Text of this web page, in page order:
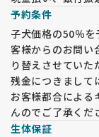
予約条件
子犬価格の50％
客様からのお問い
り替えさせていた
残金につきまして
お客様都合による
んのでご了承くだ
生体保証